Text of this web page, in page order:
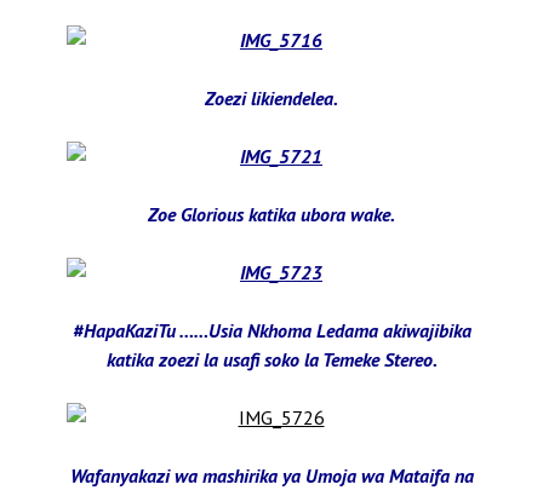
Zoezi likiendelea.
Zoe Glorious katika ubora wake.
#HapaKaziTu ……Usia Nkhoma Ledama akiwajibika
katika zoezi la usafi soko la Temeke Stereo.
Wafanyakazi wa mashirika ya Umoja wa Mataifa na